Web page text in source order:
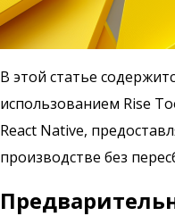
В этой статье
использованием Rise
React Native,
производстве без